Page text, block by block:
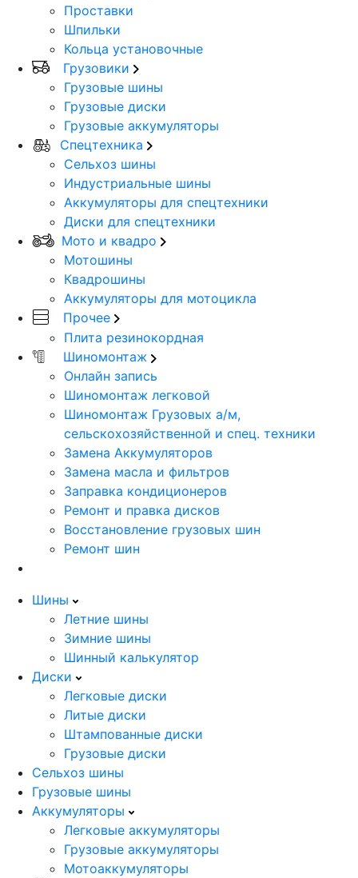
Проставки
Шпильки
Кольца установочные
Грузовики
Грузовые шины
Грузовые диски
Грузовые аккумуляторы
Спецтехника
Сельхоз шины
Индустриальные шины
Аккумуляторы для спецтехники
Диски для спецтехники
Мото и квадро
Мотошины
Квадрошины
Аккумуляторы для мотоцикла
Прочее
Плита резинокордная
Шиномонтаж
Онлайн запись
Шиномонтаж легковой
Шиномонтаж Грузовых а/м,
сельскохозяйственной и спец. техники
Замена Аккумуляторов
Замена масла и фильтров
Заправка кондиционеров
Ремонт и правка дисков
Восстановление грузовых шин
Ремонт шин
Шины
Летние шины
Зимние шины
Шинный калькулятор
Диски
Легковые диски
Литые диски
Штампованные диски
Грузовые диски
Сельхоз шины
Грузовые шины
Аккумуляторы
Легковые аккумуляторы
Грузовые аккумуляторы
Мотоаккумуляторы